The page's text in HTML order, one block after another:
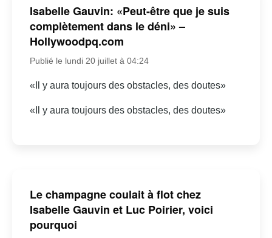
Isabelle Gauvin: «Peut-être que je suis
complètement dans le déni» –
Hollywoodpq.com
Publié le lundi 20 juillet à 04:24
«Il y aura toujours des obstacles, des doutes»
«Il y aura toujours des obstacles, des doutes»
Le champagne coulait à flot chez
Isabelle Gauvin et Luc Poirier, voici
pourquoi